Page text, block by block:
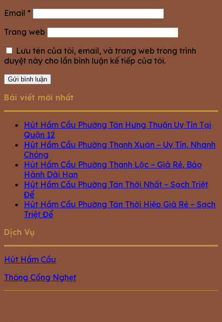
Email *
Trang web
Lưu tên của tôi, email, và trang web trong trình
duyệt này cho lần bình luận kế tiếp của tôi.
Bài viết mới nhất
Hút Hầm Cầu Phường Tân Hưng Thuận Uy Tín Tại
Quận 12
Hút Hầm Cầu Phường Thạnh Xuân – Uy Tín, Nhanh
Chóng
Hút Hầm Cầu Phường Thạnh Lộc – Giá Rẻ, Bảo
Hành Dài Hạn
Hút Hầm Cầu Phường Tân Thới Nhất – Sạch Triệt
Để
Hút Hầm Cầu Phường Tân Thới Hiệp Giá Rẻ – Sạch
Triệt Để
Dịch Vụ
Hút Hầm Cầu
Thông Cống Nghẹt